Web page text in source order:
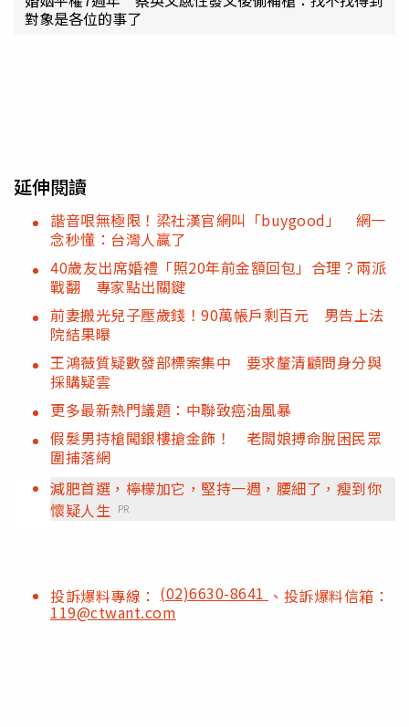
對象是各位的事了
延伸閱讀
諧音哏無極限！梁社漢官網叫「buygood」 網一
念秒懂：台灣人贏了
40歲友出席婚禮「照20年前金額回包」合理？兩派
戰翻 專家點出關鍵
前妻搬光兒子壓歲錢！90萬帳戶剩百元 男告上法
院結果曝
王鴻薇質疑數發部標案集中 要求釐清顧問身分與
採購疑雲
更多最新熱門議題：中聯致癌油風暴
假髮男持槍闖銀樓搶金飾！ 老闆娘搏命脫困民眾
圍捕落網
減肥首選，檸檬加它，堅持一週，腰細了，瘦到你
懷疑人生 PR
投訴爆料專線： (02)6630-8641 、投訴爆料信箱：
119@ctwant.com